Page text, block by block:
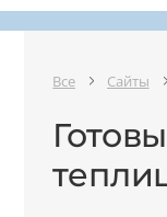
Все Сайты